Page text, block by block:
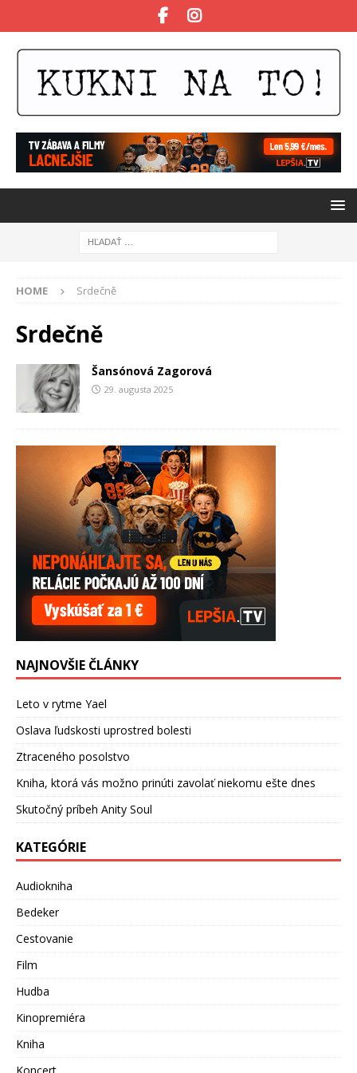
HOME Srdečně
Srdečně
Šansónová Zagorová
29. augusta 2025
NAJNOVŠIE ČLÁNKY
Leto v rytme Yael
Oslava ľudskosti uprostred bolesti
Ztraceného posolstvo
Kniha, ktorá vás možno prinúti zavolať niekomu ešte dnes
Skutočný príbeh Anity Soul
KATEGÓRIE
Audiokniha
Bedeker
Cestovanie
Film
Hudba
Kinopremiéra
Kniha
Koncert